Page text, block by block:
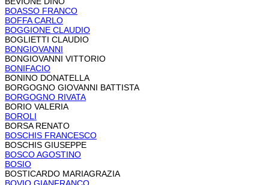
BOASSO FRANCO
BOFFA CARLO
BOGGIONE CLAUDIO
BOGLIETTI CLAUDIO
BONGIOVANNI
BONGIOVANNI VITTORIO
BONIFACIO
BONINO DONATELLA
BORGOGNO GIOVANNI BATTISTA
BORGOGNO RIVATA
BORIO VALERIA
BOROLI
BORSA RENATO
BOSCHIS FRANCESCO
BOSCHIS GIUSEPPE
BOSCO AGOSTINO
BOSIO
BOSTICARDO MARIAGRAZIA